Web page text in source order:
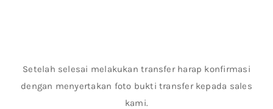
Setelah selesai melakukan transfer harap konfirmasi
dengan menyertakan foto bukti transfer kepada sales
kami.